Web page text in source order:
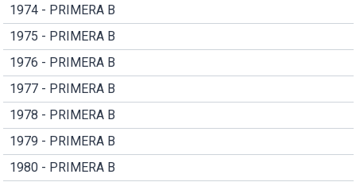
1974 - PRIMERA B
1975 - PRIMERA B
1976 - PRIMERA B
1977 - PRIMERA B
1978 - PRIMERA B
1979 - PRIMERA B
1980 - PRIMERA B